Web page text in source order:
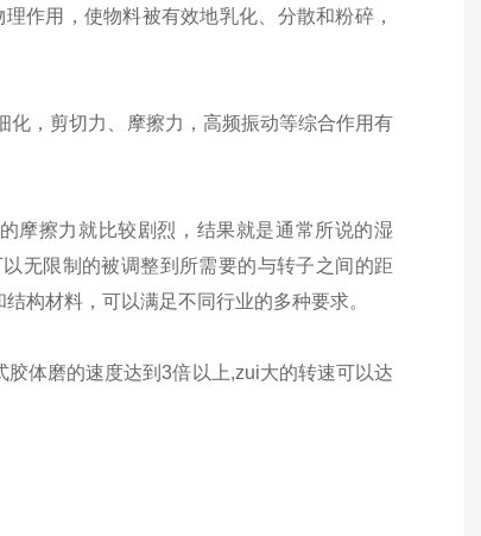
作用，使物料被有效地乳化、分散和粉碎，
化，剪切力、摩擦力，高频振动等综合作用有
摩擦力就比较剧烈，结果就是通常所说的湿
无限制的被调整到所需要的与转子之间的距
构材料，可以满足不同行业的多种要求。
体磨的速度达到3倍以上,zui大的转速可以达